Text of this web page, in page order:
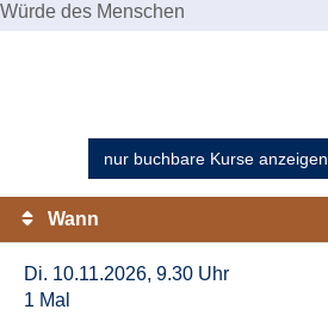
Würde des Menschen
nur buchbare Kurse anzeigen
Wann
Di. 10.11.2026, 9.30 Uhr
1 Mal